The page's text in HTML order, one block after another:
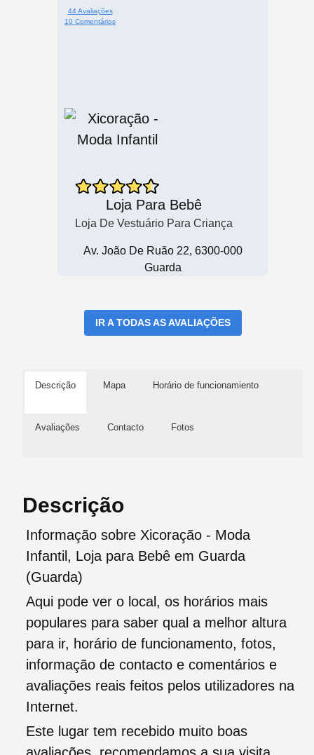
44 Avaliações
10 Comentários
Loja Para Bebê
Loja De Vestuário Para Criança
Av. João De Ruão 22, 6300-000
Guarda
IR A TODAS AS AVALIAÇÕES
Descrição Mapa Horário de funcionamiento
Avaliações Contacto Fotos
Descrição
Informação sobre Xicoração - Moda
Infantil, Loja para Bebê em Guarda
(Guarda)
Aqui pode ver o local, os horários mais
populares para saber qual a melhor altura
para ir, horário de funcionamento, fotos,
informação de contacto e comentários e
avaliações reais feitos pelos utilizadores na
Internet.
Este lugar tem recebido muito boas